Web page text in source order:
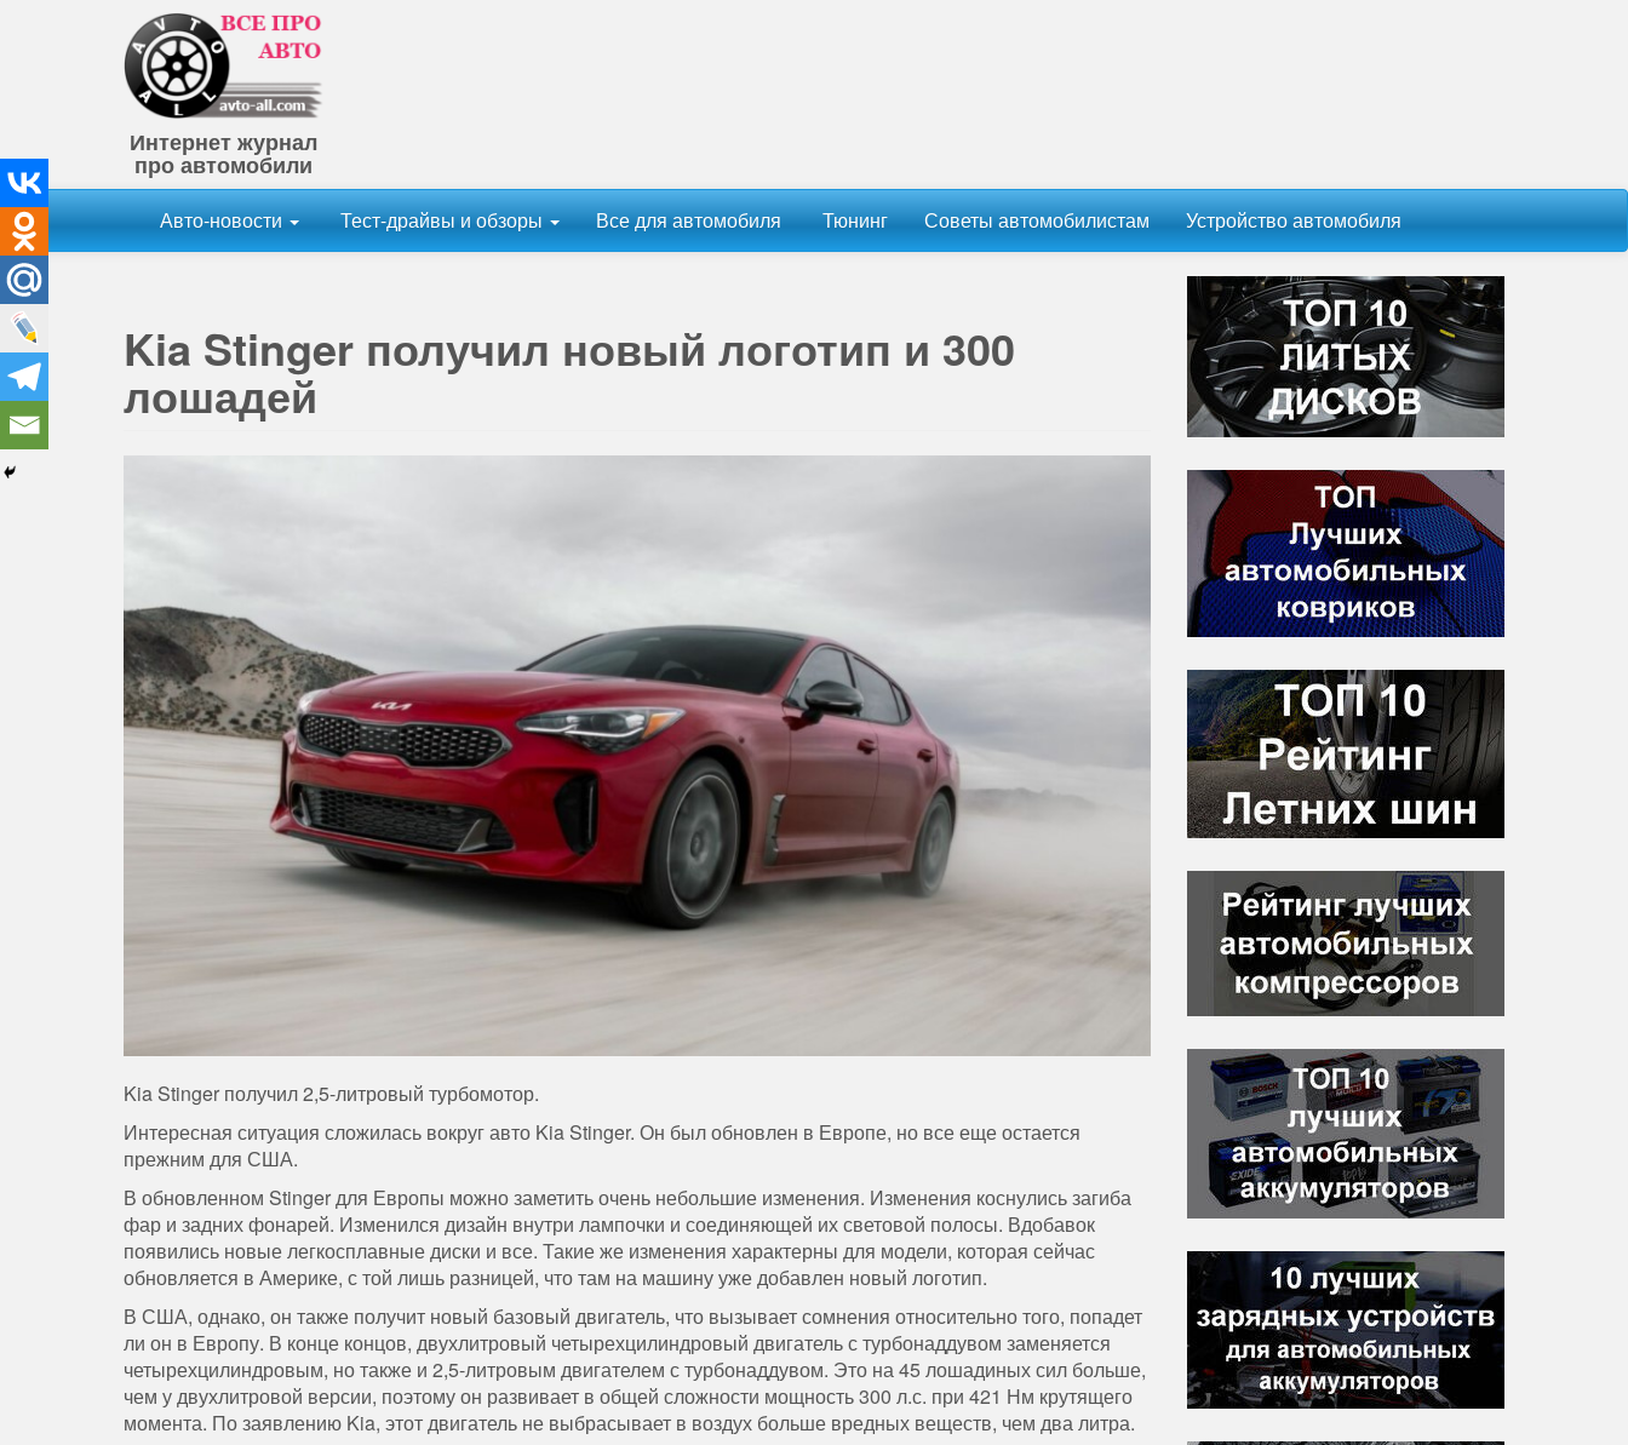
Интернет журнал
про автомобили
Авто-новости Тест-драйвы и обзоры Все для автомобиля Тюнинг Советы автомобилистам Устройство автомобиля
Kia Stinger получил новый логотип и 300
лошадей
Kia Stinger получил 2,5-литровый турбомотор.
Интересная ситуация сложилась вокруг авто Kia Stinger. Он был обновлен в Европе, но все еще остается
прежним для США.
В обновленном Stinger для Европы можно заметить очень небольшие изменения. Изменения коснулись загиба
фар и задних фонарей. Изменился дизайн внутри лампочки и соединяющей их световой полосы. Вдобавок
появились новые легкосплавные диски и все. Такие же изменения характерны для модели, которая сейчас
обновляется в Америке, с той лишь разницей, что там на машину уже добавлен новый логотип.
В США, однако, он также получит новый базовый двигатель, что вызывает сомнения относительно того, попадет
ли он в Европу. В конце концов, двухлитровый четырехцилиндровый двигатель с турбонаддувом заменяется
четырехцилиндровым, но также и 2,5-литровым двигателем с турбонаддувом. Это на 45 лошадиных сил больше,
чем у двухлитровой версии, поэтому он развивает в общей сложности мощность 300 л.с. при 421 Нм крутящего
момента. По заявлению Kia, этот двигатель не выбрасывает в воздух больше вредных веществ, чем два литра.